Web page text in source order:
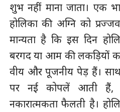
शुभ नहीं माना जाता। एक
होलिका की अग्नि को
मान्यता है कि इस दिन
बरगद या आम की लकड़ियों
वीय और पूजनीय पेड़ हैं।
पर नई कोपलें आती
नकारात्मकता फैलती है।